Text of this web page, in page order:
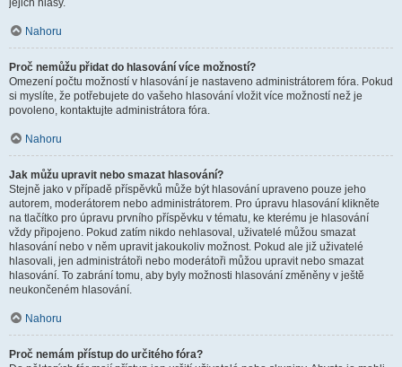
jejich hlasy.
Nahoru
Proč nemůžu přidat do hlasování více možností?
Omezení počtu možností v hlasování je nastaveno administrátorem fóra. Pokud
si myslíte, že potřebujete do vašeho hlasování vložit více možností než je
povoleno, kontaktujte administrátora fóra.
Nahoru
Jak můžu upravit nebo smazat hlasování?
Stejně jako v případě příspěvků může být hlasování upraveno pouze jeho
autorem, moderátorem nebo administrátorem. Pro úpravu hlasování klikněte
na tlačítko pro úpravu prvního příspěvku v tématu, ke kterému je hlasování
vždy připojeno. Pokud zatím nikdo nehlasoval, uživatelé můžou smazat
hlasování nebo v něm upravit jakoukoliv možnost. Pokud ale již uživatelé
hlasovali, jen administrátoři nebo moderátoři můžou upravit nebo smazat
hlasování. To zabrání tomu, aby byly možnosti hlasování změněny v ještě
neukončeném hlasování.
Nahoru
Proč nemám přístup do určitého fóra?